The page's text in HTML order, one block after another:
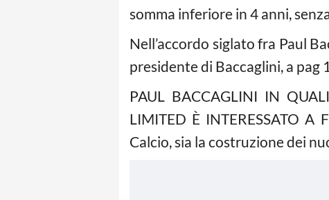
somma inferiore in 4 anni,
Nell’accordo siglato fra Paul
presidente di Baccaglini, a pag
PAUL BACCAGLINI IN
LIMITED È INTERESSATO A
Calcio, sia la costruzione dei